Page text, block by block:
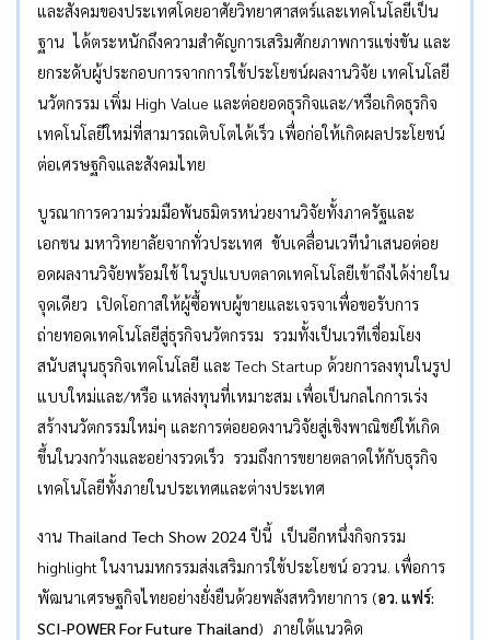
และสังคมของประเทศโดยอาศัยวิทยาศาสตร์และเทคโนโลยีเป็น
ฐาน ได้ตระหนักถึงความสำคัญการเสริมศักยภาพการแข่งขัน และ
ยกระดับผู้ประกอบการจากการใช้ประโยชน์ผลงานวิจัย เทคโนโลยี
นวัตกรรม เพิ่ม High Value และต่อยอดธุรกิจและ/หรือเกิดธุรกิจ
เทคโนโลยีใหม่ที่สามารถเติบโตได้เร็ว เพื่อก่อให้เกิดผลประโยชน์
ต่อเศรษฐกิจและสังคมไทย
บูรณาการความร่วมมือพันธมิตรหน่วยงานวิจัยทั้งภาครัฐและ
เอกชน มหาวิทยาลัยจากทั่วประเทศ ขับเคลื่อนเวทีนำเสนอต่อย
อดผลงานวิจัยพร้อมใช้ ในรูปแบบตลาดเทคโนโลยีเข้าถึงได้ง่ายใน
จุดเดียว เปิดโอกาสให้ผู้ซื้อพบผู้ขายและเจรจาเพื่อขอรับการ
ถ่ายทอดเทคโนโลยีสู่ธุรกิจนวัตกรรม รวมทั้งเป็นเวทีเชื่อมโยง
สนับสนุนธุรกิจเทคโนโลยี และ Tech Startup ด้วยการลงทุนในรูป
แบบใหม่และ/หรือ แหล่งทุนที่เหมาะสม เพื่อเป็นกลไกการเร่ง
สร้างนวัตกรรมใหม่ๆ และการต่อยอดงานวิจัยสู่เชิงพาณิชย์ให้เกิด
ขึ้นในวงกว้างและอย่างรวดเร็ว รวมถึงการขยายตลาดให้กับธุรกิจ
เทคโนโลยีทั้งภายในประเทศและต่างประเทศ
งาน Thailand Tech Show 2024ปีนี้ เป็นอีกหนึ่งกิจกรรม
highlight ในงานมหกรรมส่งเสริมการใช้ประโยชน์ อววน. เพื่อการ
พัฒนาเศรษฐกิจไทยอย่างยั่งยืนด้วยพลังสหวิทยาการ (อว. แฟร์:
SCI-POWER For Future Thailand) ภายใต้แนวคิด